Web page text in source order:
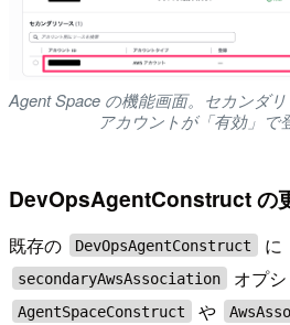
Agent Space の機能画面。セカンダ
アカウントが「有効」で
DevOpsAgentConstruct の
既存の DevOpsAgentConstruct に
secondaryAwsAssociation オプシ
AgentSpaceConstruct や